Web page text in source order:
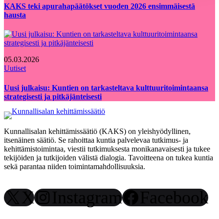
KAKS teki apurahapäätökset vuoden 2026 ensimmäisestä
hausta
05.03.2026
Uutiset
Uusi julkaisu: Kuntien on tarkasteltava kulttuuritoimintaansa
strategisesti ja pitkäjänteisesti
Kunnallisalan kehittämissäätiö (KAKS) on yleishyödyllinen,
itsenäinen säätiö. Se rahoittaa kuntia palvelevaa tutkimus- ja
kehittämistoimintaa, viestii tutkimuksesta monikanavaisesti ja tukee
tekijöiden ja tutkijoiden välistä dialogia. Tavoitteena on tukea kuntia
sekä parantaa niiden toimintamahdollisuuksia.
X Instagram Facebook